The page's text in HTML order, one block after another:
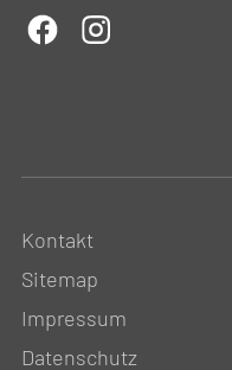
Kontakt
Sitemap
Impressum
Datenschutz